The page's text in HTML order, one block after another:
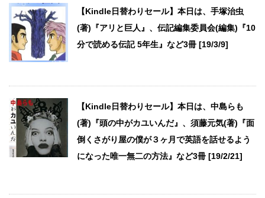
【Kindle日替わりセール】本日は、手塚治虫
(著)『アリと巨人』、伝記編集委員会(編集)『10
分で読める伝記 5年生』など3冊 [19/3/9]
【Kindle日替わりセール】本日は、中島らも
(著)『頭の中がカユいんだ』、須藤元気(著)『面
倒くさがり屋の僕が３ヶ月で英語を話せるよう
になった唯一無二の方法』など3冊 [19/2/21]